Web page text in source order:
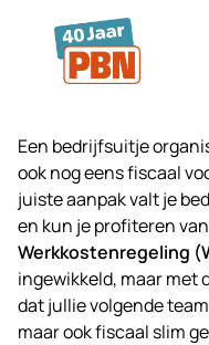
Ga naar hoofdinhoud
Een bedrijfsuitje
ook nog eens fiscaal
juiste aanpak valt je
en kun je profiteren
Werkkostenregeling
ingewikkeld, maar met
dat jullie volgende
maar ook fiscaal slim